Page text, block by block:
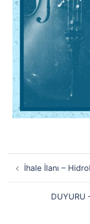
İhale İlanı –
DUYURU